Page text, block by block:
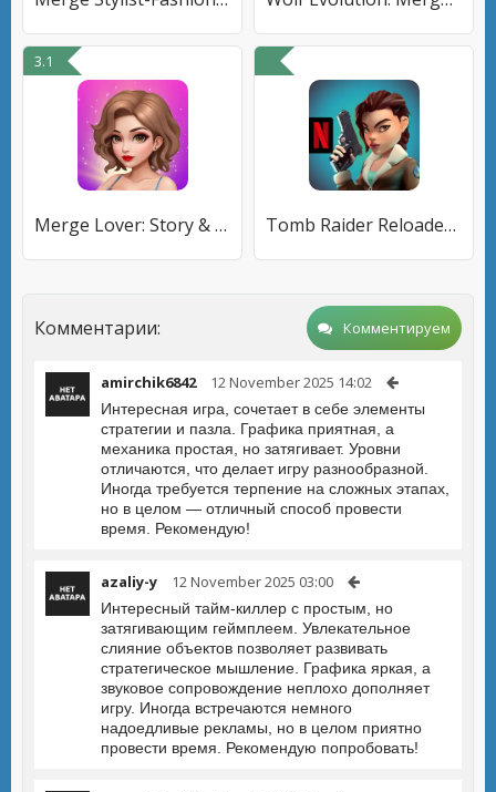
3.1
Merge Lover: Story & Makeover Tomb Raider Reloaded NETFLIX
Комментарии: Комментируем
amirchik6842 12 November 2025 14:02
Интересная игра, сочетает в себе элементы
стратегии и пазла. Графика приятная, а
механика простая, но затягивает. Уровни
отличаются, что делает игру разнообразной.
Иногда требуется терпение на сложных этапах,
но в целом — отличный способ провести
время. Рекомендую!
azaliy-y 12 November 2025 03:00
Интересный тайм-киллер с простым, но
затягивающим геймплеем. Увлекательное
слияние объектов позволяет развивать
стратегическое мышление. Графика яркая, а
звуковое сопровождение неплохо дополняет
игру. Иногда встречаются немного
надоедливые рекламы, но в целом приятно
провести время. Рекомендую попробовать!